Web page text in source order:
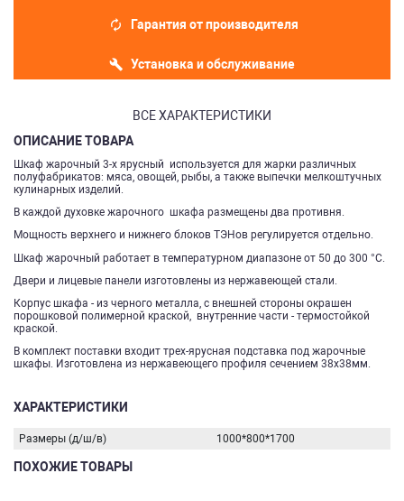
Гарантия от производителя
Установка и обслуживание
ВСЕ ХАРАКТЕРИСТИКИ
ОПИСАНИЕ ТОВАРА
Шкаф жарочный 3-х ярусный используется для жарки различных
полуфабрикатов: мяса, овощей, рыбы, а также выпечки мелкоштучных
кулинарных изделий.
В каждой духовке жарочного шкафа размещены два противня.
Мощность верхнего и нижнего блоков ТЭНов регулируется отдельно.
Шкаф жарочный работает в температурном диапазоне от 50 до 300 °С.
Двери и лицевые панели изготовлены из нержавеющей стали.
Корпус шкафа - из черного металла, с внешней стороны окрашен
порошковой полимерной краской, внутренние части - термостойкой
краской.
В комплект поставки входит трех-ярусная подставка под жарочные
шкафы. Изготовлена из нержавеющего профиля сечением 38х38мм.
ХАРАКТЕРИСТИКИ
Размеры (д/ш/в) 1000*800*1700
ПОХОЖИЕ ТОВАРЫ